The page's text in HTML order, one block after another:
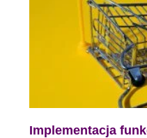
Implementacja